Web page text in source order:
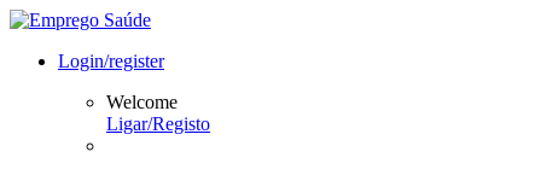
Login/register
Welcome
Ligar/Registo